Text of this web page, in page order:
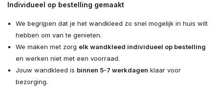
Individueel op bestelling gemaakt
We begrijpen dat je het wandkleed zo snel mogelijk in huis wilt
hebben om van te genieten.
We maken met zorg elk wandkleed individueel op bestelling
en werken niet met een voorraad.
Jouw wandkleed is binnen 5-7 werkdagen klaar voor
bezorging.